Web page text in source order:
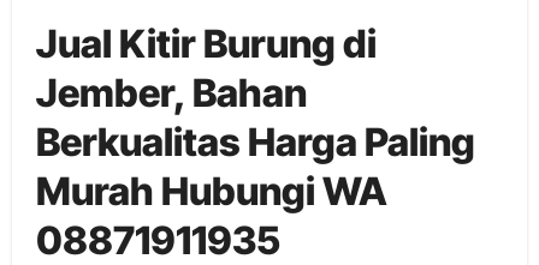
Jual Kitir Burung di
Jember, Bahan
Berkualitas Harga Paling
Murah Hubungi WA
08871911935